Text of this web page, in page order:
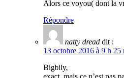
Alors ce voyou( dont la
Répondre
natty dread dit :
13 octobre 2016 à 9 h 25
Bigbily,